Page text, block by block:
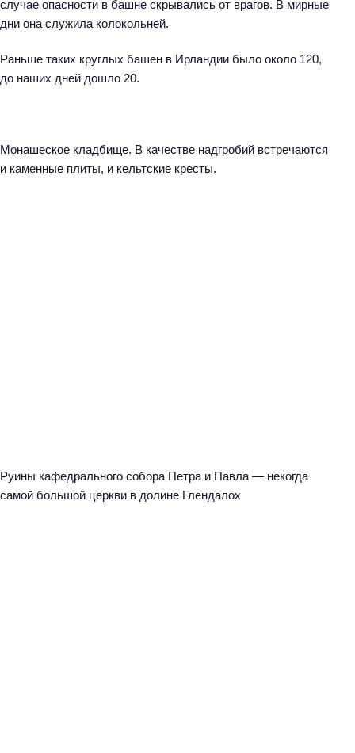
случае опасности в башне скрывались от врагов. В мирные
дни она служила колокольней.
Раньше таких круглых башен в Ирландии было около 120,
до наших дней дошло 20.
Монашеское кладбище. В качестве надгробий встречаются
и каменные плиты, и кельтские кресты.
Руины кафедрального собора Петра и Павла — некогда
самой большой церкви в долине Глендалох